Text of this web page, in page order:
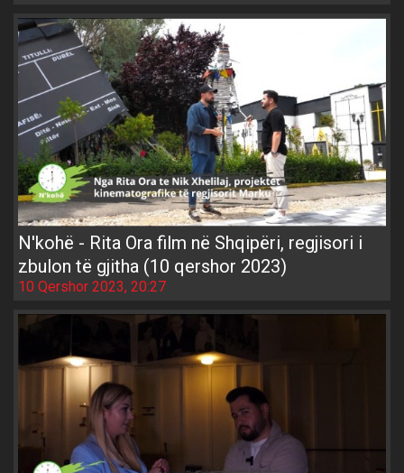
N'kohë - Rita Ora film në Shqipëri, regjisori i
zbulon të gjitha (10 qershor 2023)
10 Qershor 2023, 20:27